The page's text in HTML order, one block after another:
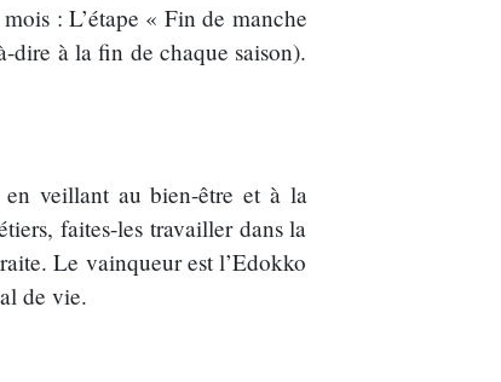
: L’étape « Fin de manche
dire à la fin de chaque saison).
veillant au bien-être et à la
faites-les travailler dans la
Le vainqueur est l’Edokko
de vie.